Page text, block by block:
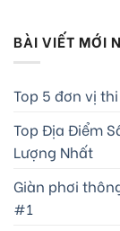
BÀI VIẾT MỚI
Top 5 đơn vị
Top Địa Điểm
Lượng Nhất
Giàn phơi
#1